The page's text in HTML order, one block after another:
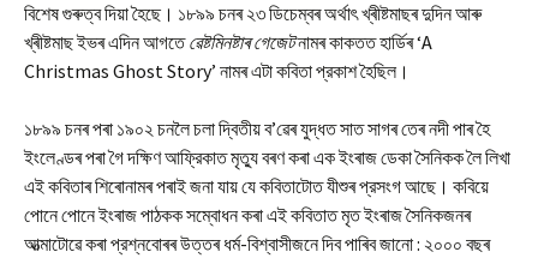
বিশেষ গুৰুত্ব দিয়া হৈছে। ১৮৯৯ চনৰ ২৩ ডিচেম্বৰ অর্থাৎ খ্ৰীষ্টমাছৰ দুদিন আৰু
খ্ৰীষ্টমাছ ইভৰ এদিন আগতেৱেষ্টমিনষ্টাৰ গেজেটনামৰ কাকতত হার্ডিৰ ‘A
Christmas Ghost Story’ নামৰ এটা কবিতা প্রকাশ হৈছিল।
১৮৯৯ চনৰ পৰা ১৯০২ চনলৈ চলা দ্বিতীয় ব’ৱেৰ যুদ্ধত সাত সাগৰ তেৰ নদী পাৰ হৈ
ইংলেণ্ডৰ পৰা গৈ দক্ষিণ আফ্রিকাত মৃত্যু বৰণ কৰা এক ইংৰাজ ডেকা সৈনিকক লৈ লিখা
এই কবিতাৰ শিৰোনামৰ পৰাই জনা যায় যে কবিতাটোত যীশুৰ প্রসংগ আছে। কবিয়ে
পোনে পোনে ইংৰাজ পাঠকক সম্বোধন কৰা এই কবিতাত মৃত ইংৰাজ সৈনিকজনৰ
আত্মাটোৱে কৰা প্রশ্নবোৰৰ উত্তৰ ধর্ম-বিশ্বাসীজনে দিব পাৰিব জানো : ২০০০ বছৰ